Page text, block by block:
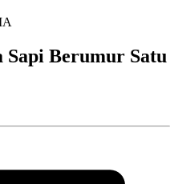
Berumur Satu